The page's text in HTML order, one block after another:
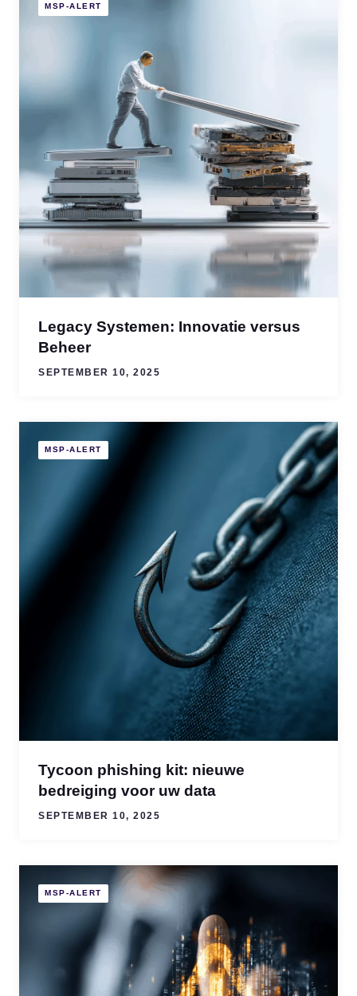
MSP-ALERT
Legacy Systemen: Innovatie versus
Beheer
SEPTEMBER 10, 2025
MSP-ALERT
Tycoon phishing kit: nieuwe
bedreiging voor uw data
SEPTEMBER 10, 2025
MSP-ALERT